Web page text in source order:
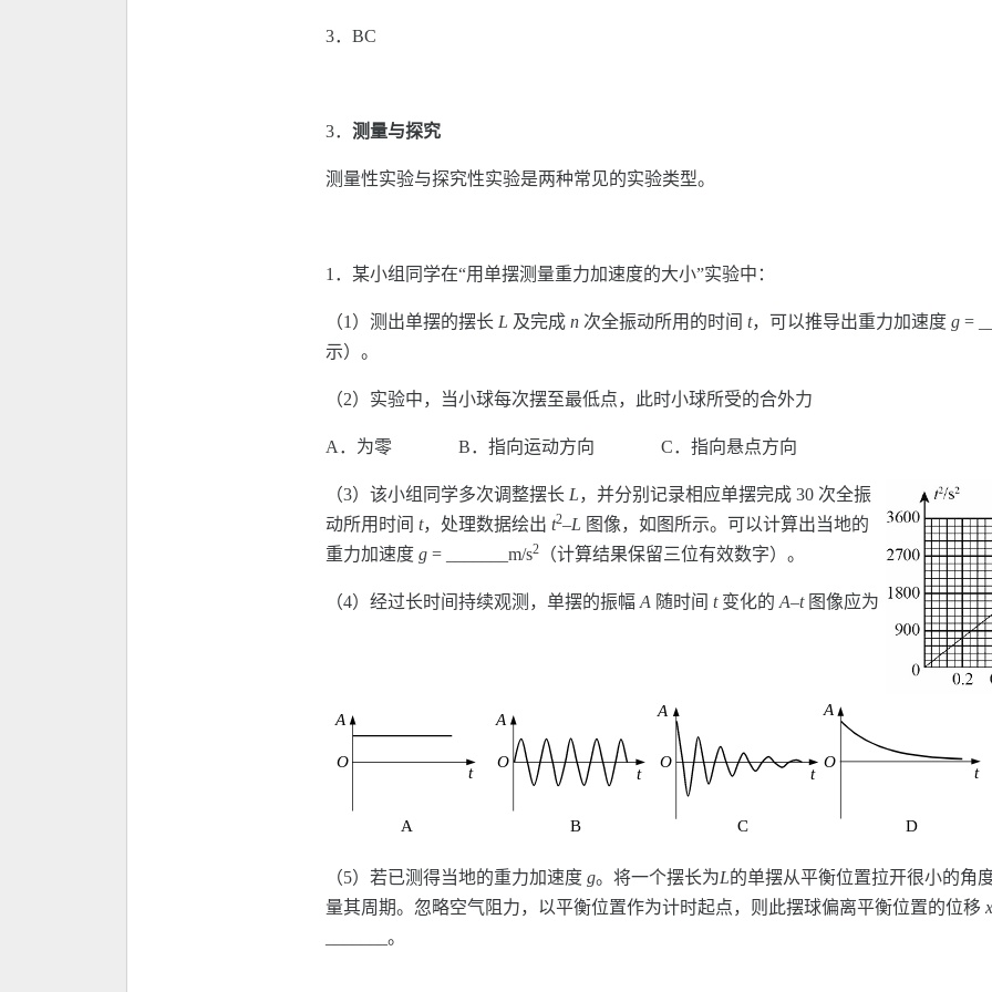
3．BC
3． 测量与探究
测量性实验与探究性实验是两种常见的实验类型。
1．某小组同学在“用单摆测量重力加速度的大小”实验中：
（1）测出单摆的摆长 L 及完成 n 次全振动所用的时间 t，可以推导出重力加速度 g =
示）。
（2）实验中，当小球每次摆至最低点，此时小球所受的合外力
A．为零 B．指向运动方向 C．指向悬点方向
（3）该小组同学多次调整摆长 L，并分别记录相应单摆完成 30 次全振
动所用时间 t，处理数据绘出 t2–L 图像，如图所示。可以计算出当地的
重力加速度 g = _______m/s2 （计算结果保留三位有效数字）。
（4）经过长时间持续观测，单摆的振幅 A 随时间 t变化的 A–t图像应为
（5）若已测得当地的重力加速度 g。将一个摆长为L的单摆从平衡位置拉开很小的角
量其周期。忽略空气阻力，以平衡位置作为计时起点，则此摆球偏离平衡位置的位移 x
_______。